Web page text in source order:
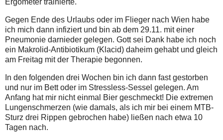
Ergometer trainierte.
Gegen Ende des Urlaubs oder im Flieger nach Wien habe
ich mich dann infiziert und bin ab dem 29.11. mit einer
Pneumonie darnieder gelegen. Gott sei Dank habe ich noch
ein Makrolid-Antibiotikum (Klacid) daheim gehabt und gleich
am Freitag mit der Therapie begonnen.
In den folgenden drei Wochen bin ich dann fast gestorben
und nur im Bett oder im Stressless-Sessel gelegen. Am
Anfang hat mir nicht einmal Bier geschmeckt! Die extremen
Lungenschmerzen (wie damals, als ich mir bei einem MTB-
Sturz drei Rippen gebrochen habe) ließen nach etwa 10
Tagen nach.